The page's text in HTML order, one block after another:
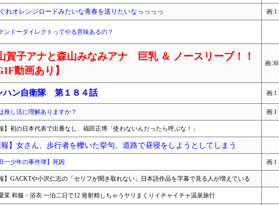
れオレンジロードみたいな青春を送りたいなっっっっ 画:1
ンドーダイレクトってやる意味あるの？
賀子アナと森山みなみアナ 巨乳 ＆ ノースリーブ！！
動画あり】
画:30
ハン自衛隊 第１８４話 画:1
推し活に理解ありますか？ 画:1
】初の日本代表で出番なし、福田正博「使わないんだったら呼ぶな！」
報】女さん、歩行者を轢いた挙句、道路で昼寝をしようとしてしまう
一少年の事件簿】死因 画:1
】GACKTや小沢仁志の「セリフが聞き取れない」日本語作品を字幕で見る人が増えている
茉 和服・浴衣 一泊二日で12 発射精しちゃうヤリまくりイチャイチャ温泉旅行